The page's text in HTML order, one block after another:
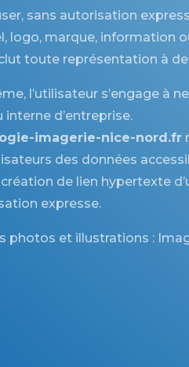
sans autorisation
logo, marque, information
toute représentation à
l’utilisateur s’engage à
interne d’entreprise.
imagerie-nice-nord.fr
des données
de lien hypertexte
expresse.
photos et illustrations :